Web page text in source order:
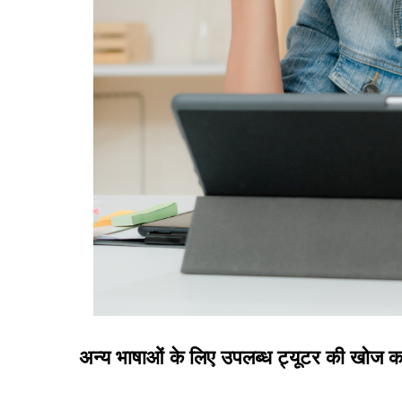
अन्य भाषाओं के लिए उपलब्ध ट्यूटर की खोज